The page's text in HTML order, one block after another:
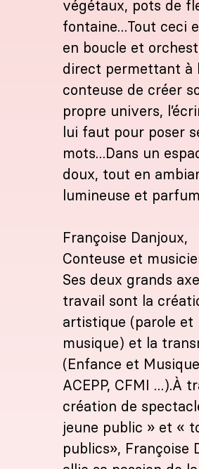
végétaux, pots de
fontaine…Tout ceci
en boucle et
direct permettant à
conteuse de créer
propre univers,
lui faut pour poser
mots…Dans un
doux, tout en
lumineuse et
Françoise Danjoux,
Conteuse et
Ses deux grands
travail sont la
artistique (parole et
musique) et la
(Enfance et
ACEPP, CFMI …).À
création de
jeune public » et «
publics», Françoise